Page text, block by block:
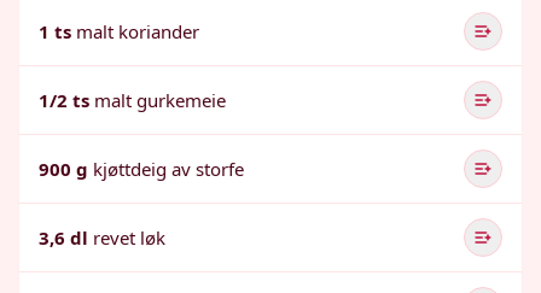
1 ts malt koriander
1/2 ts malt gurkemeie
900 g kjøttdeig av storfe
3,6 dl revet løk